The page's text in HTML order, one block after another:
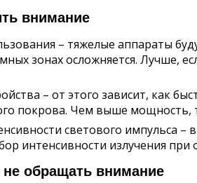
внимание
– тяжелые аппараты
зонах осложняется. Лучше,
– от этого зависит, как
покрова. Чем выше мощность,
светового импульса –
интенсивности излучения при
обращать внимание